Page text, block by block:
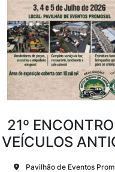
21º
VEÍCULOS
Pavilhão de Eventos